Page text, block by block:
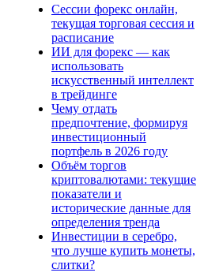
Сессии форекс онлайн,
текущая торговая сессия и
расписание
ИИ для форекс — как
использовать
искусственный интеллект
в трейдинге
Чему отдать
предпочтение, формируя
инвестиционный
портфель в 2026 году
Объём торгов
криптовалютами: текущие
показатели и
исторические данные для
определения тренда
Инвестиции в серебро,
что лучше купить монеты,
слитки?